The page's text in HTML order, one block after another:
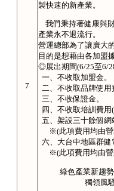
7
製快速的新產業。
我們秉持著健康與
產業永不退流行。
營運總部為了讓廣大
目的是想藉由各加盟
◎展出期間(6/25至6/
一、不收取加盟金。
二、不收取品牌使用
三、不收保證金。
四、不收取培訓費用(
五、架設三十餘個網
※(此項費用均由營
六、大台中地區群健
※(此項費用均由營
綠色產業新趨勢
獨領風騷創